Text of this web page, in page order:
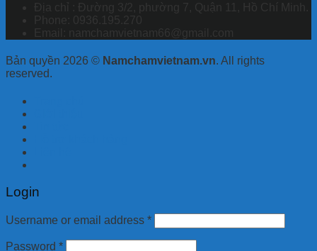
Địa chỉ : Đường 3/2, phường 7, Quận 11, Hồ Chí Minh.
Phone: 0936.195.270
Email: namchamvietnam66@gmail.com
Bản quyền 2026 © Namchamvietnam.vn. All rights
reserved.
Login
Username or email address *
Password *